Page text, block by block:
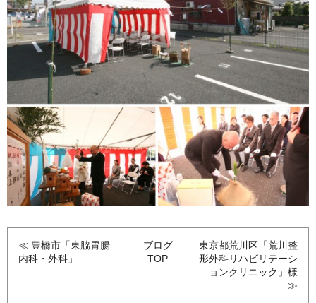
≪ 豊橋市「東脇胃腸
内科・外科」
ブログ
TOP
東京都荒川区「荒川整
形外科リハビリテーシ
ョンクリニック」様
≫